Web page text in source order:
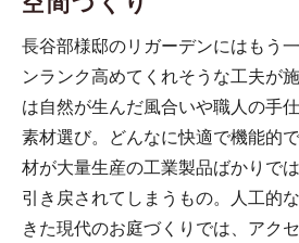
長谷部様邸のリガーデンにはもう
ンランク高めてくれそうな工夫が
は自然が生んだ風合いや職人の手
素材選び。どんなに快適で機能的
材が大量生産の工業製品ばかりで
引き戻されてしまうもの。人工的
きた現代のお庭づくりでは、アク